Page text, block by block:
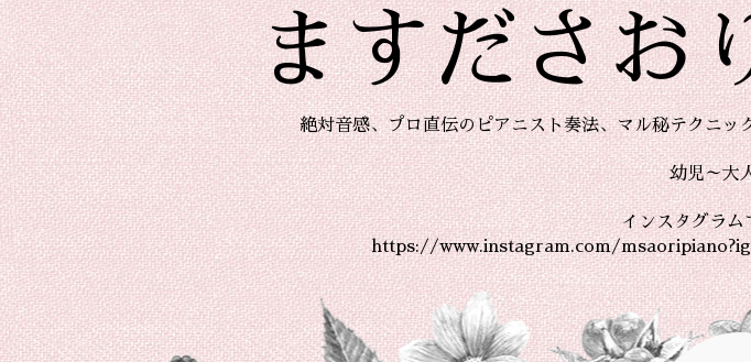
ますださお
絶対音感、プロ直伝のピアニスト奏法、マル秘テクニ
幼児～大
インスタグラム
https://www.instagram.com/